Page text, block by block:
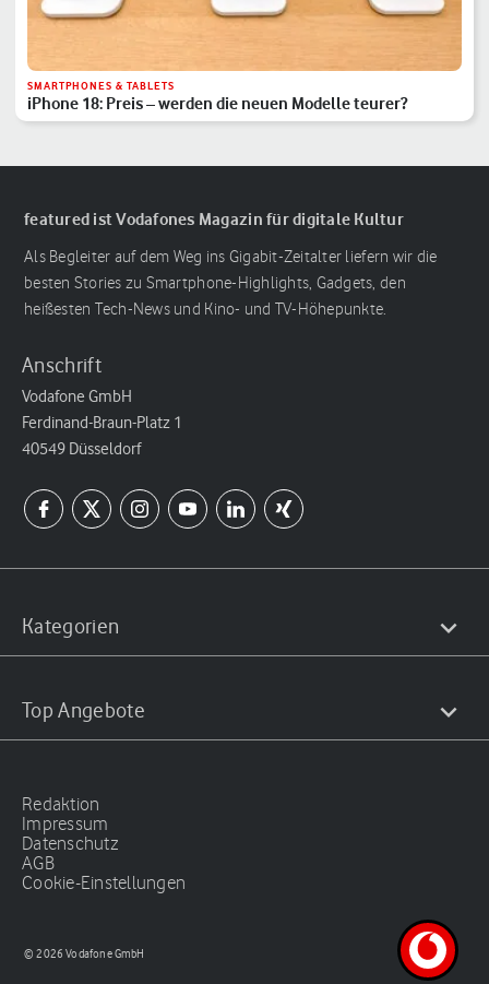
SMARTPHONES & TABLETS
iPhone 18: Preis – werden die neuen Modelle teurer?
featured ist Vodafones Magazin für digitale Kultur
Als Begleiter auf dem Weg ins Gigabit-Zeitalter liefern wir die
besten Stories zu Smartphone-Highlights, Gadgets, den
heißesten Tech-News und Kino- und TV-Höhepunkte.
Anschrift
Vodafone GmbH
Ferdinand-Braun-Platz 1
40549 Düsseldorf
Kategorien
Top Angebote
Redaktion
Impressum
Datenschutz
AGB
Cookie-Einstellungen
© 2026 Vodafone GmbH